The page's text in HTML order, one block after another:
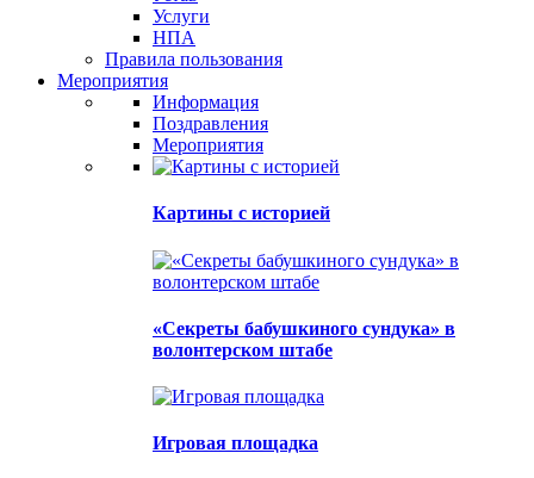
Услуги
НПА
Правила пользования
Мероприятия
Информация
Поздравления
Мероприятия
Картины с историей
«Секреты бабушкиного сундука» в
волонтерском штабе
Игровая площадка